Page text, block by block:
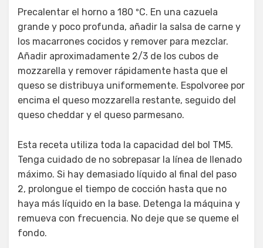
Precalentar el horno a 180 ºC. En una cazuela
grande y poco profunda, añadir la salsa de carne y
los macarrones cocidos y remover para mezclar.
Añadir aproximadamente 2/3 de los cubos de
mozzarella y remover rápidamente hasta que el
queso se distribuya uniformemente. Espolvoree por
encima el queso mozzarella restante, seguido del
queso cheddar y el queso parmesano.
Esta receta utiliza toda la capacidad del bol TM5.
Tenga cuidado de no sobrepasar la línea de llenado
máximo. Si hay demasiado líquido al final del paso
2, prolongue el tiempo de cocción hasta que no
haya más líquido en la base. Detenga la máquina y
remueva con frecuencia. No deje que se queme el
fondo.